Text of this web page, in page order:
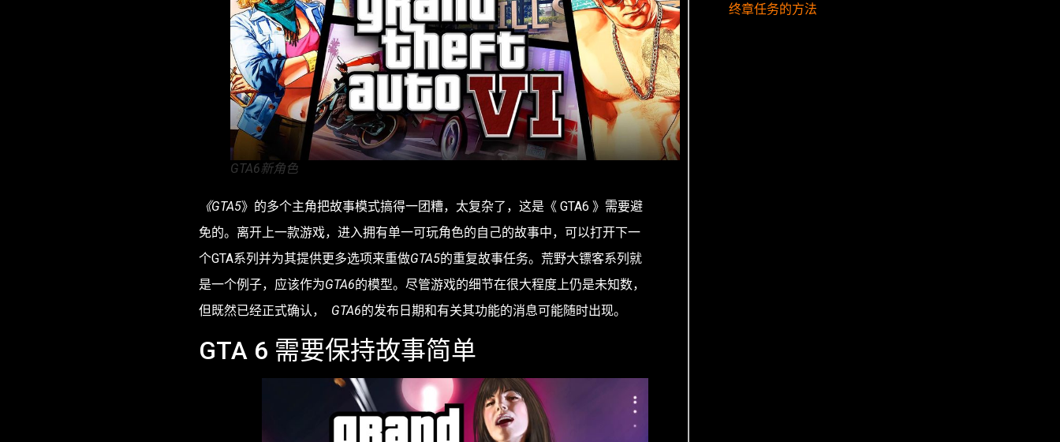
GTA6新角色
《GTA5》的多个主角把故事模式搞得一团糟，太复杂了，这是《 GTA6 》需要避
免的。离开上一款游戏，进入拥有单一可玩角色的自己的故事中，可以打开下一
个GTA系列并为其提供更多选项来重做GTA5的重复故事任务。荒野大镖客系列就
是一个例子，应该作为GTA6的模型。尽管游戏的细节在很大程度上仍是未知数，
但既然已经正式确认， GTA6的发布日期和有关其功能的消息可能随时出现。
GTA 6 需要保持故事简单
终章任务的方法